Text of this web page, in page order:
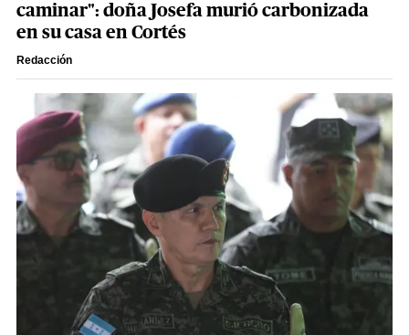
caminar": doña Josefa murió carbonizada
en su casa en Cortés
Redacción